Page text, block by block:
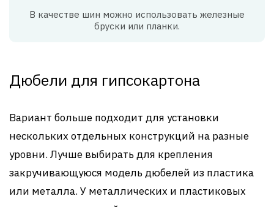
В качестве шин можно использовать железные
бруски или планки.
Дюбели для гипсокартона
Вариант больше подходит для установки
нескольких отдельных конструкций на разные
уровни. Лучше выбирать для крепления
закручивающуюся модель дюбелей из пластика
или металла. У металлических и пластиковых